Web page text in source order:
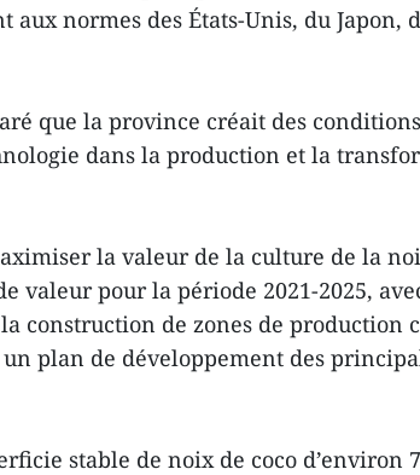
normes des États-Unis, du Japon,
que la province créait des
dans la production et la
la valeur de la culture de la
valeur pour la période 2021-2025,
construction de zones de production
plan de développement des
stable de noix de coco d’environ